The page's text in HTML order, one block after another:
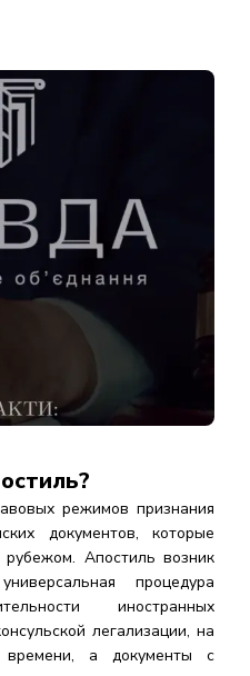
режимов признания
документов, которые
Апостиль возник
процедура
иностранных
легализации, на
времени, а документы с